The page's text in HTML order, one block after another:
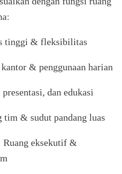
tinggi & fleksibilitas
& penggunaan harian
dan edukasi
& sudut pandang luas
eksekutif &